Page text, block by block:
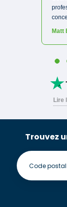
Trouvez